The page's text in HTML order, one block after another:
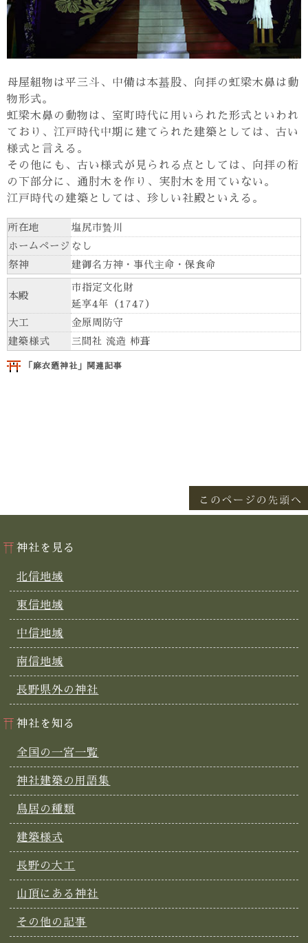
母屋組物は平三斗、中備は本蟇股、向拝の虹梁木鼻は動
物形式。
虹梁木鼻の動物は、室町時代に用いられた形式といわれ
ており、江戸時代中期に建てられた建築としては、古い
様式と言える。
その他にも、古い様式が見られる点としては、向拝の桁
の下部分に、通肘木を作り、実肘木を用ていない。
江戸時代の建築としては、珍しい社殿といえる。
所在地
塩尻市贄川
ホームページ なし
祭神
建御名方神・事代主命・保食命
本殿
市指定文化財
延享4年（1747）
大工
金原周防守
建築様式
三間社 流造 柿葺
「麻衣廼神社」関連記事
神社を見る
北信地域
東信地域
中信地域
南信地域
長野県外の神社
神社を知る
全国の一宮一覧
神社建築の用語集
鳥居の種類
建築様式
長野の大工
山頂にある神社
その他の記事